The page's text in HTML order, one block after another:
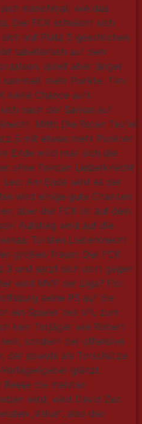
manchmal, wie das
Der FCK schleicht sich
auf Platz 5 geschlichen
tabellarisch auf dem
spielt aber länger
mehr Punkte. Tim:
keine Chance aufs
nach der Saison auf
Mitti: Die Roten Teufel
5 mit etwas mehr Punkten
Ende wird man sich die
ohne Torsten Lieberknecht
Am Ende wird es der
wird einige gute Chancen
aber der FCK ist auf dem
Aufstieg wird auf die
Torsten Lieberknecht
großen Traum: Der FCK
3 und setzt sich dort gegen
wird MVP der Liga? Flo:
seine PS auf die
ein Spieler des VfL zum
kein Torjäger wie Robert
sondern der offensive
der sowohl als Torschütze
glänzt.
die meisten
wird, wird David Zec
„Value“, also den